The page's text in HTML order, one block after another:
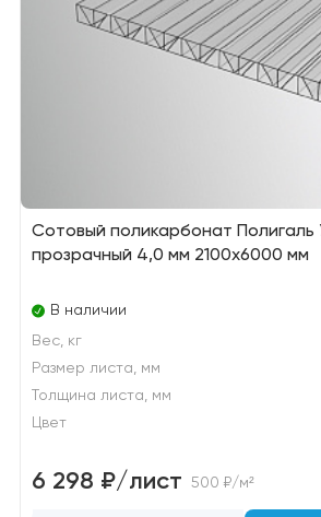
Сотовый поликарбонат
прозрачный 4,0 мм 2100x6000 мм
В наличии
Вес, кг
Размер листа, мм
Толщина листа, мм
Цвет
6 298 ₽/лист 500 ₽/м²